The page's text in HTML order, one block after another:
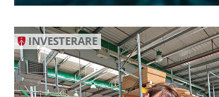
INVESTERARE